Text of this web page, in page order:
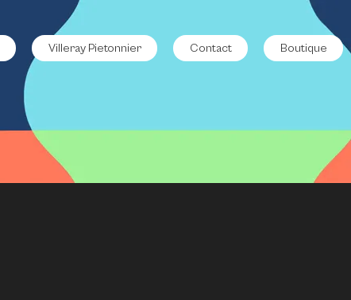
Villeray Pietonnier Contact Boutique